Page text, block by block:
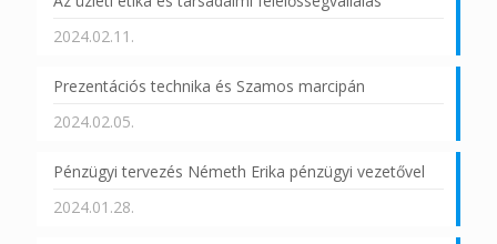
2024.02.11.
Prezentációs technika és Szamos marcipán
2024.02.05.
Pénzügyi tervezés Németh Erika pénzügyi vezetővel
2024.01.28.